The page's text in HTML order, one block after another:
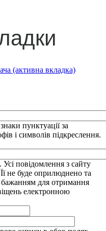
(активна вкладка)
пунктуації за
і символів підкреслення.
повідомлення з сайту
не буде оприлюднено та
для отримання
електронною